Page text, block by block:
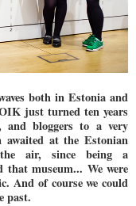
both in Estonia and
just turned ten years
and bloggers to a very
awaited at the Estonian
air, since being a
museum... We were
And of course we could
past.